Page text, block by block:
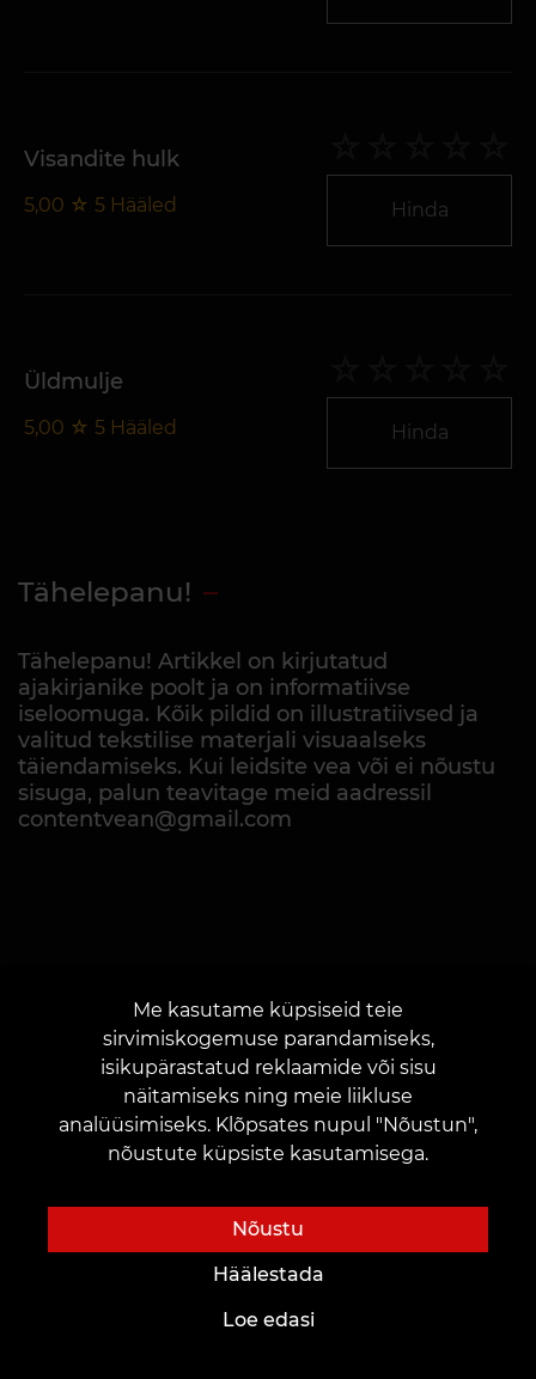
Visandite hulk
5,00 ☆ 5 Hääled Hinda
Üldmulje
5,00 ☆ 5 Hääled Hinda
Tähelepanu!
Tähelepanu! Artikkel on kirjutatud
ajakirjanike poolt ja on informatiivse
iseloomuga. Kõik pildid on illustratiivsed ja
valitud tekstilise materjali visuaalseks
täiendamiseks. Kui leidsite vea või ei nõustu
sisuga, palun teavitage meid aadressil
contentvean@gmail.com
VÕTA MEIEGA ÜHENDUST
Me kasutame küpsiseid teie
sirvimiskogemuse parandamiseks,
isikupärastatud reklaamide või sisu
näitamiseks ning meie liikluse
analüüsimiseks. Klõpsates nupul "Nõustun",
nõustute küpsiste kasutamisega.
Nõustu
Häälestada
Loe edasi